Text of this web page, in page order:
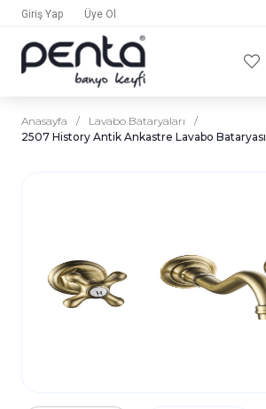
Giriş Yap Üye Ol
Anasayfa / Lavabo Bataryaları
/
2507 History Antik Ankastre Lavabo Bataryası